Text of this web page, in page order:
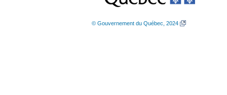
© Gouvernement du Québec, 2024